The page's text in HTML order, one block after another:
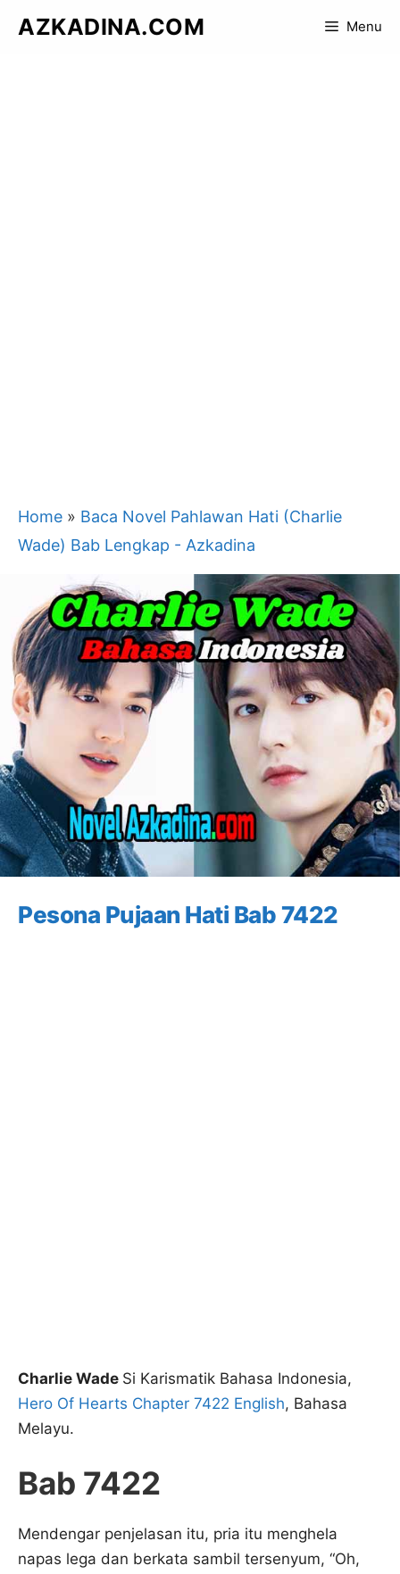
AZKADINA.COM Menu
Home » Baca Novel Pahlawan Hati (Charlie
Wade) Bab Lengkap - Azkadina
Pesona Pujaan Hati Bab 7422
Charlie Wade Si Karismatik Bahasa Indonesia,
Hero Of Hearts Chapter 7422 English, Bahasa
Melayu.
Bab 7422
Mendengar penjelasan itu, pria itu menghela
napas lega dan berkata sambil tersenyum, “Oh,